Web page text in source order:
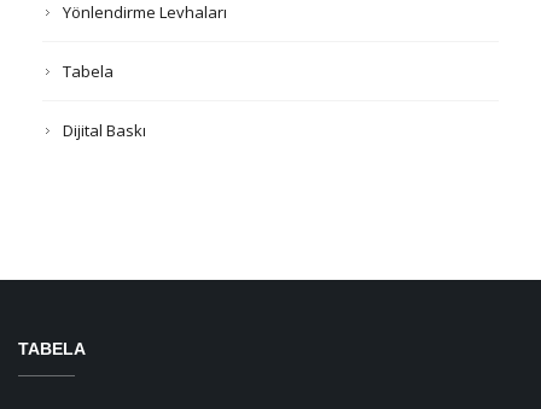
Yönlendirme Levhaları
Tabela
Dijital Baskı
TABELA